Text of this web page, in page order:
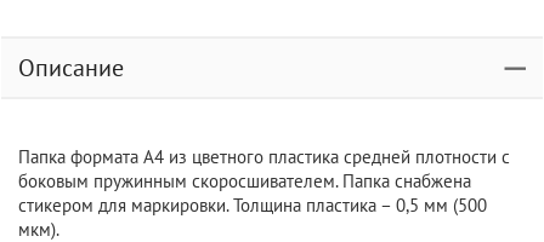
Описание
Папка формата А4 из цветного пластика средней плотности с
боковым пружинным скоросшивателем. Папка снабжена
стикером для маркировки. Толщина пластика – 0,5 мм (500
мкм).